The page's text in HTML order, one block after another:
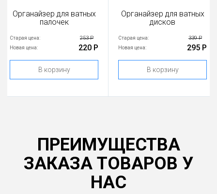
Органайзер для ватных
палочек
Старая цена: 253 Р
Новая цена: 220 Р
В корзину
Органайзер для ватных
дисков
Старая цена: 339 Р
Новая цена: 295 Р
В корзину
ПРЕИМУЩЕСТВА
ЗАКАЗА ТОВАРОВ У
НАС